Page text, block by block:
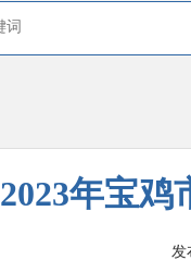
2023年宝
发